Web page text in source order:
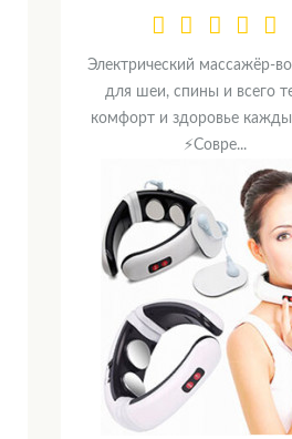
Электрический массажёр-
для шеи, спины и всего
комфорт и здоровье
⚡Совре...